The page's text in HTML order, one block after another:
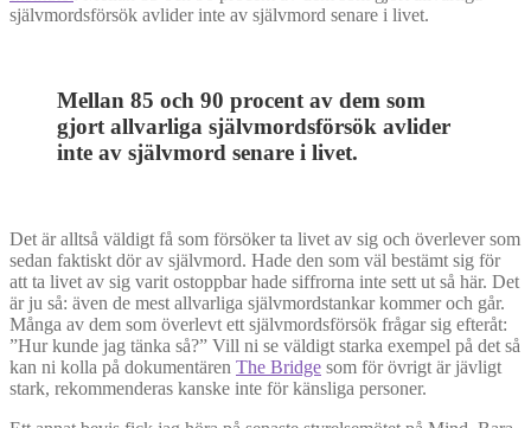
självmordsförsök avlider inte av självmord senare i livet.
Mellan 85 och 90 procent av dem som
gjort allvarliga självmordsförsök avlider
inte av självmord senare i livet.
Det är alltså väldigt få som försöker ta livet av sig och överlever som
sedan faktiskt dör av självmord. Hade den som väl bestämt sig för
att ta livet av sig varit ostoppbar hade siffrorna inte sett ut så här. Det
är ju så: även de mest allvarliga självmordstankar kommer och går.
Många av dem som överlevt ett självmordsförsök frågar sig efteråt:
”Hur kunde jag tänka så?” Vill ni se väldigt starka exempel på det så
kan ni kolla på dokumentären The Bridge som för övrigt är jävligt
stark, rekommenderas kanske inte för känsliga personer.